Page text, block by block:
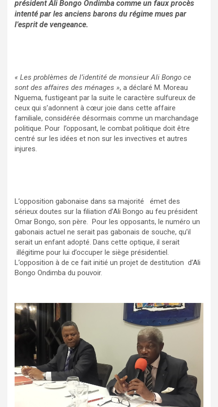
président Ali Bongo Ondimba comme un faux procès
intenté par les anciens barons du régime mues par
l’esprit de vengeance.
« Les problèmes de l’identité de monsieur Ali Bongo ce
sont des affaires des ménages », a déclaré M. Moreau
Nguema, fustigeant par la suite le caractère sulfureux de
ceux qui s’adonnent à cœur joie dans cette affaire
familiale, considérée désormais comme un marchandage
politique. Pour l’opposant, le combat politique doit être
centré sur les idées et non sur les invectives et autres
injures.
L’opposition gabonaise dans sa majorité émet des
sérieux doutes sur la filiation d’Ali Bongo au feu président
Omar Bongo, son père. Pour les opposants, le numéro un
gabonais actuel ne serait pas gabonais de souche, qu’il
serait un enfant adopté. Dans cette optique, il serait
illégitime pour lui d’occuper le siège présidentiel.
L’opposition à de ce fait initié un projet de destitution d’Ali
Bongo Ondimba du pouvoir.